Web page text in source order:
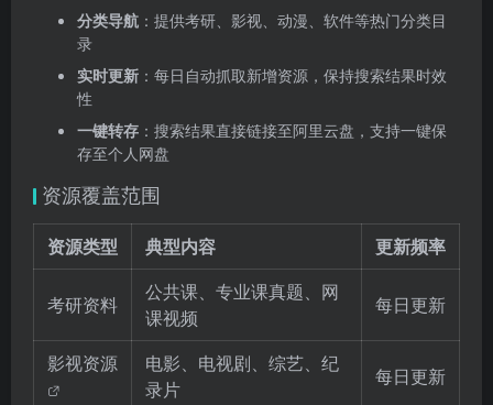
分类导航 ：提供考研、影视、动漫、软件等热门分类目
录
实时更新 ：每日自动抓取新增资源，保持搜索结果时效
性
一键转存 ：搜索结果直接链接至阿里云盘，支持一键保
存至个人网盘
资源覆盖范围
资源类型 典型内容 更新频率
考研资料
公共课、专业课真题、网
课视频
每日更新
影视资源
电影、电视剧、综艺、纪
录片
每日更新